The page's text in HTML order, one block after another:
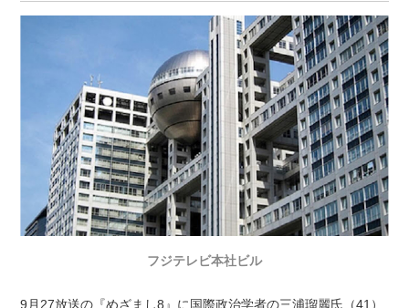
フジテレビ本社ビル
9月27放送の『めざまし8』に国際政治学者の三浦瑠麗氏（41）